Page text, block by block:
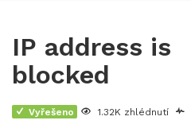
IP address is
blocked
Vyřešeno 1.32K zhlédnutí